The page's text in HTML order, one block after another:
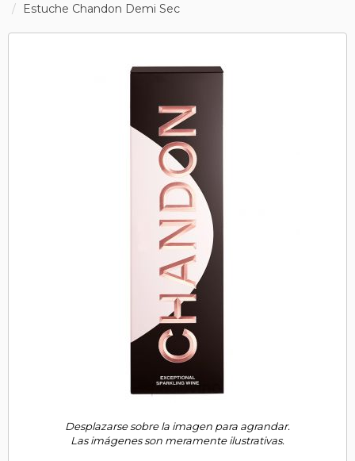
Estuche Chandon Demi Sec
Desplazarse sobre la imagen para agrandar.
Las imágenes son meramente ilustrativas.